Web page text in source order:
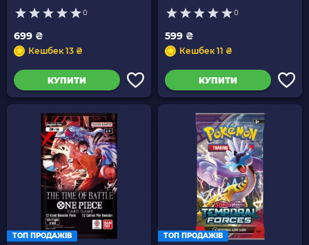
0
699 ₴
Кешбек 13 ₴
КУПИТИ
0
599 ₴
Кешбек 11 ₴
КУПИТИ
ТОП ПРОДАЖІВ ТОП ПРОДАЖІВ